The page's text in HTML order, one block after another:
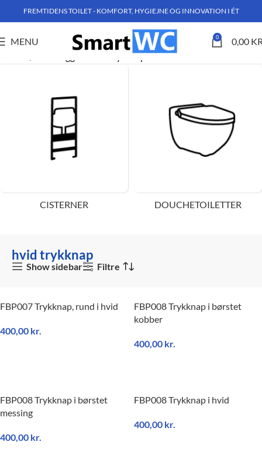
FREMTIDENS TOILET - KOMFORT, HYGIEJNE OG INNOVATION I ÉT
MENU 0 0,00
Varer tagged “hvid trykknap”
CISTERNER DOUCHETOILETTER
hvid trykknap
Show sidebar Filtre
FBP007 Trykknap, rund i hvid
400,00 kr.
FBP008 Trykknap i børstet
kobber
400,00 kr.
FBP008 Trykknap i børstet
messing
400,00 kr.
FBP008 Trykknap i hvid
400,00 kr.